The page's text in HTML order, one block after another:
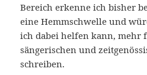
Bereich erkenne ich bisher
eine Hemmschwelle und
ich dabei helfen kann, mehr
sängerischen und
schreiben.